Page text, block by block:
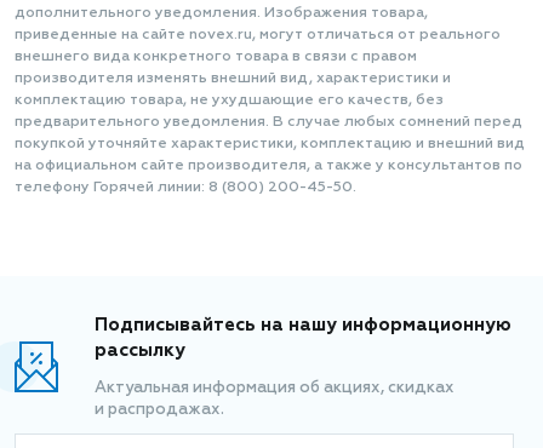
дополнительного уведомления. Изображения товара,
приведенные на сайте novex.ru, могут отличаться от реального
внешнего вида конкретного товара в связи с правом
производителя изменять внешний вид, характеристики и
комплектацию товара, не ухудшающие его качеств, без
предварительного уведомления. В случае любых сомнений перед
покупкой уточняйте характеристики, комплектацию и внешний вид
на официальном сайте производителя, а также у консультантов по
телефону Горячей линии: 8 (800) 200-45-50.
Подписывайтесь на нашу информационную
рассылку
Актуальная информация об акциях, скидках
и распродажах.